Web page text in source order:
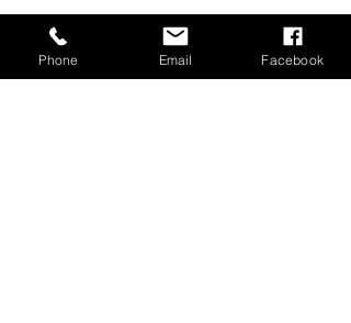
Aktuelle Beiträge
Phone Email Facebook